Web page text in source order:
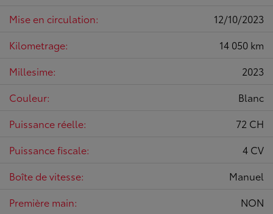
Mise en circulation:
12/10/2023
Kilometrage:
14 050 km
Millesime:
2023
Couleur:
Blanc
Puissance réelle:
72 CH
Puissance fiscale:
4 CV
Boîte de vitesse:
Manuel
Première main:
NON